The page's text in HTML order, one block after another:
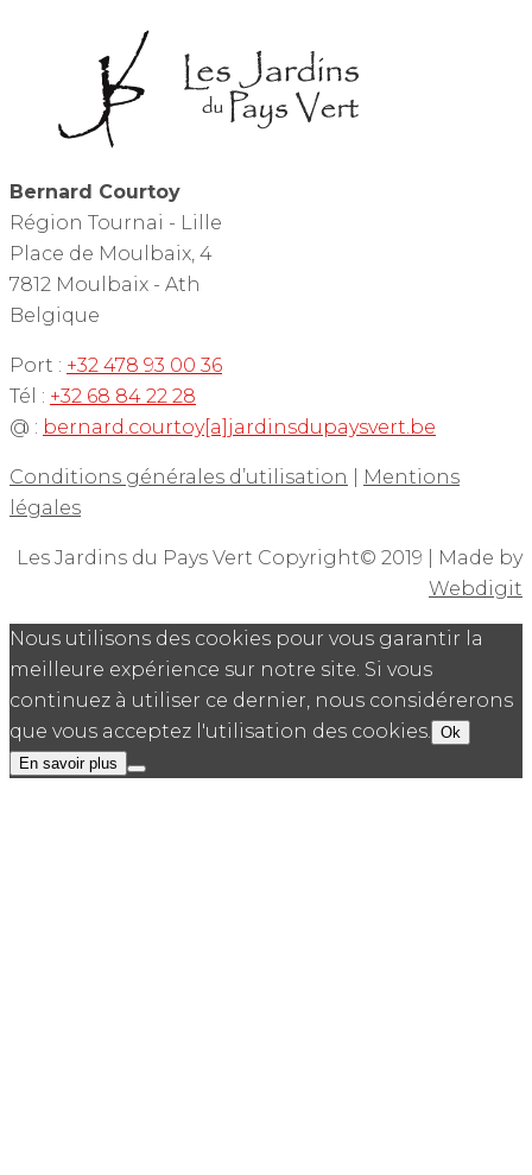
Bernard Courtoy
Région Tournai - Lille
Place de Moulbaix, 4
7812 Moulbaix - Ath
Belgique
Port : +32 478 93 00 36
Tél : +32 68 84 22 28
@ : bernard.courtoy[a]jardinsdupaysvert.be
Conditions générales d’utilisation
Mentions
légales
Les Jardins du Pays Vert Copyright© 2019 | Made by
Webdigit
Nous utilisons des cookies pour vous garantir la
meilleure expérience sur notre site. Si vous
continuez à utiliser ce dernier, nous considérerons
que vous acceptez l'utilisation des cookies. Ok
En savoir plus